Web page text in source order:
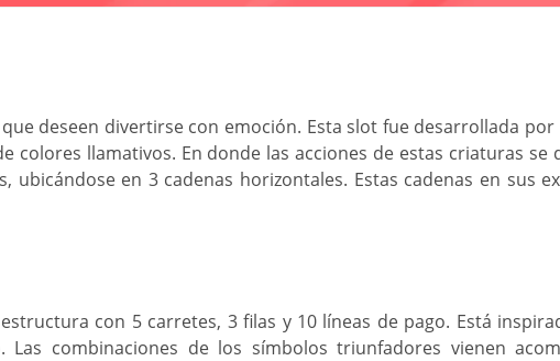
deseen divertirse con emoción. Esta slot fue desarrollada
llamativos. En donde las acciones de estas criaturas
en 3 cadenas horizontales. Estas cadenas en sus
con 5 carretes, 3 filas y 10 líneas de pago. Está
combinaciones de los símbolos triunfadores vienen